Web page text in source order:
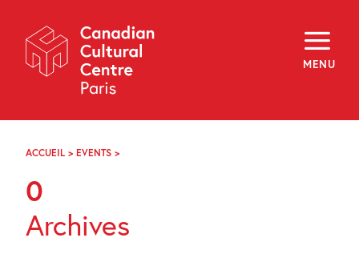
Navigation
MENU
About
Programming
Off-Site
Explore
Archives
FR
ACCUEIL > EVENTS >
0
Archives